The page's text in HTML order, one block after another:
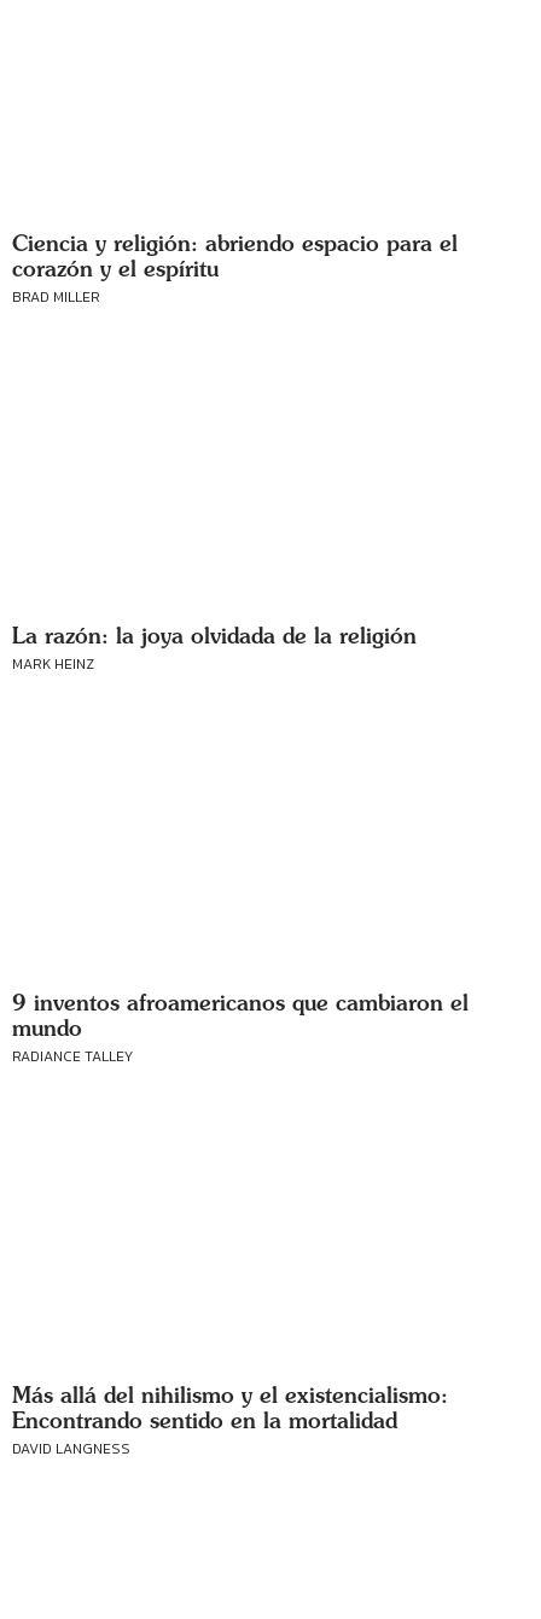
Ciencia y religión: abriendo espacio para el
corazón y el espíritu
BRAD MILLER
La razón: la joya olvidada de la religión
MARK HEINZ
9 inventos afroamericanos que cambiaron el
mundo
RADIANCE TALLEY
Más allá del nihilismo y el existencialismo:
Encontrando sentido en la mortalidad
DAVID LANGNESS